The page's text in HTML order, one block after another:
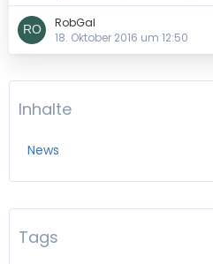
RobGal
18. Oktober 2016 um 12:50
Inhalte
News
Tags